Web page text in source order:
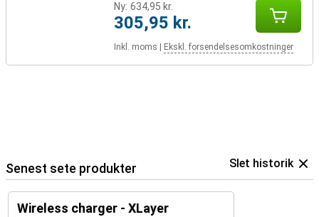
Ny: 634,95 kr.
305,95 kr.
Inkl. moms Ekskl. forsendelsesomkostninger
Senest sete produkter Slet historik
Wireless charger - XLayer